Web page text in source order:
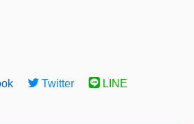
Twitter LINE